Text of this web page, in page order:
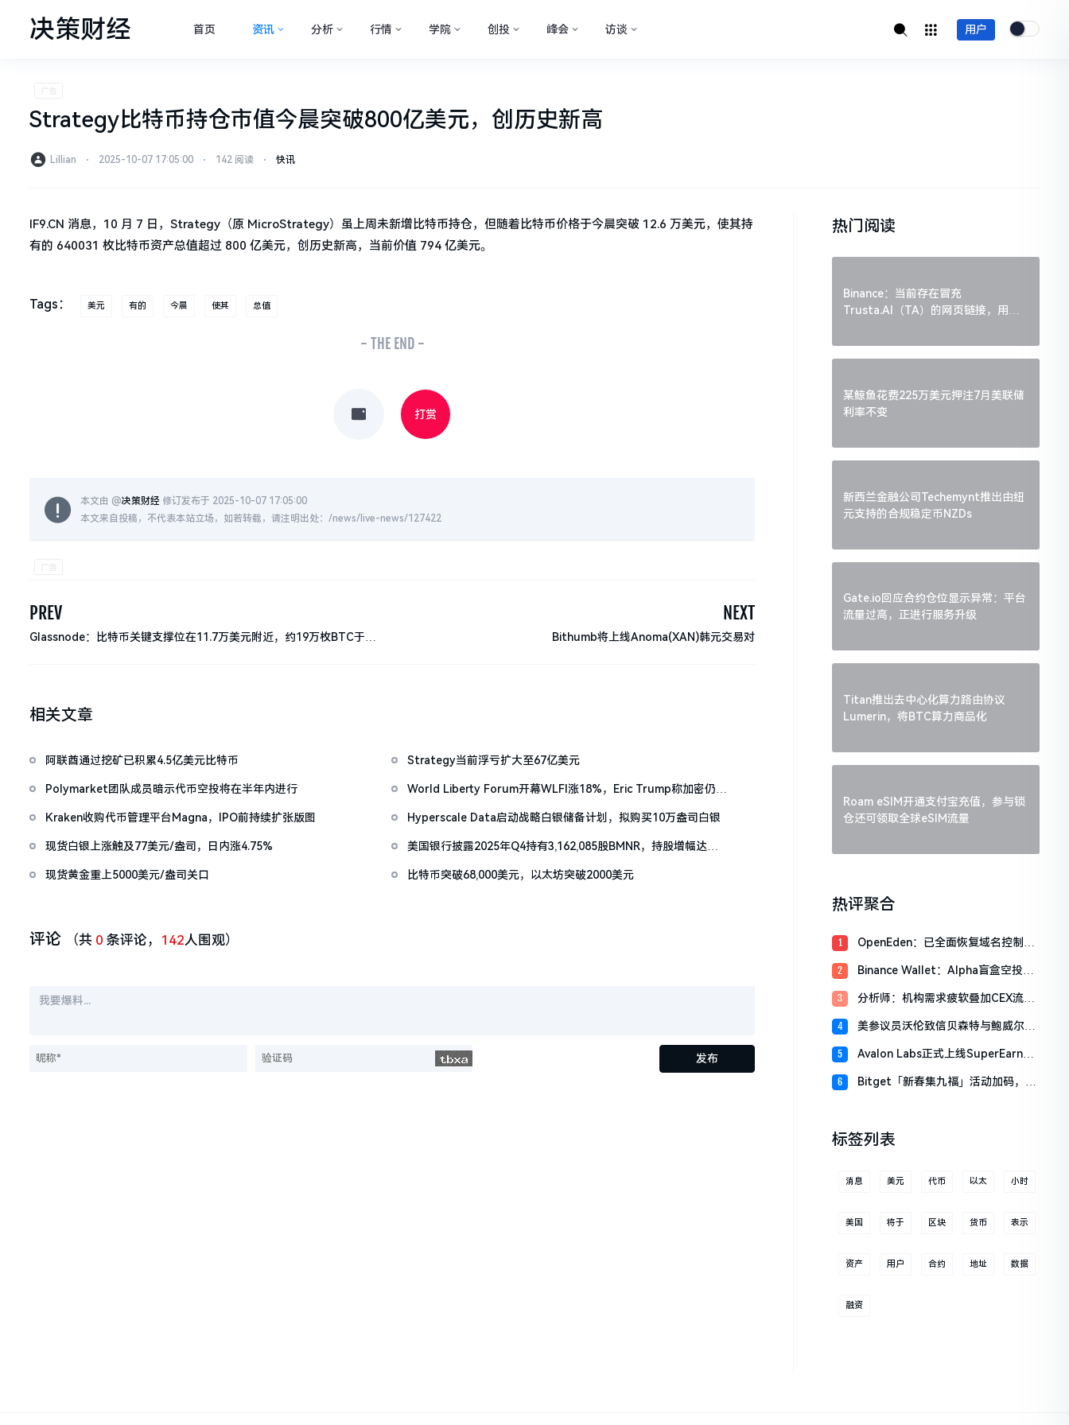
决策财经 首页 资讯 分析 行情 学院 创投 峰会 访谈 用户
Strategy比特币持仓市值今晨突破800亿美元，创历史新高
Lillian ⋅ 2025-10-07 17:05:00 ⋅ 142 阅读 ⋅ 快讯
IF9.CN 消息，10 月 7 日，Strategy（原 MicroStrategy）虽上周未新增比特币持仓，但随着比特币价格于今晨突破 12.6 万美元，使其持
有的 640031 枚比特币资产总值超过 800 亿美元，创历史新高，当前价值 794 亿美元。
Tags： 美元 有的 今晨 使其 总值
- THE END -
打赏
本文由 @决策财经 修订发布于 2025-10-07 17:05:00
本文来自投稿，不代表本站立场，如若转载，请注明出处：/news/live-news/127422
PREV
Glassnode：比特币关键支撑位在11.7万美元附近，约19万枚BTC于此
NEXT
Bithumb将上线Anoma(XAN)韩元交易对
相关文章
阿联酋通过挖矿已积累4.5亿美元比特币 Strategy当前浮亏扩大至67亿美元
Polymarket团队成员暗示代币空投将在半年内进行
World Liberty Forum开幕WLFI涨18%，Eric Trump称加密仍处
Kraken收购代币管理平台Magna，IPO前持续扩张版图
Hyperscale Data启动战略白银储备计划，拟购买10万盎司白银
现货白银上涨触及77美元/盎司，日内涨4.75%
美国银行披露2025年Q4持有3,162,085股BMNR，持股增幅达
现货黄金重上5000美元/盎司关口
比特币突破68,000美元，以太坊突破2000美元
评论 （共 0 条评论， 142人围观）
发布
热门阅读
Binance：当前存在冒充
Trusta.AI（TA）的网页链接，用户
某鲸鱼花费225万美元押注7月美联储
利率不变
新西兰金融公司Techemynt推出由纽
元支持的合规稳定币NZDs
Gate.io回应合约仓位显示异常：平台
流量过高，正进行服务升级
Titan推出去中心化算力路由协议
Lumerin，将BTC算力商品化
Roam eSIM开通支付宝充值，参与锁
仓还可领取全球eSIM流量
热评聚合
1
OpenEden：已全面恢复域名控制，
2
Binance Wallet：Alpha盲盒空投将
分
3
分析师：机构需求疲软叠加CEX流入
4
美参议员沃伦致信贝森特与鲍威尔，
行业
5
Avalon Labs正式上线SuperEarn理
6
Bitget「新春集九福」活动加码，报
标签列表
消息 美元 代币 以太 小时
美国 将于 区块 货币 表示
资产 用户 合约 地址 数据
融资